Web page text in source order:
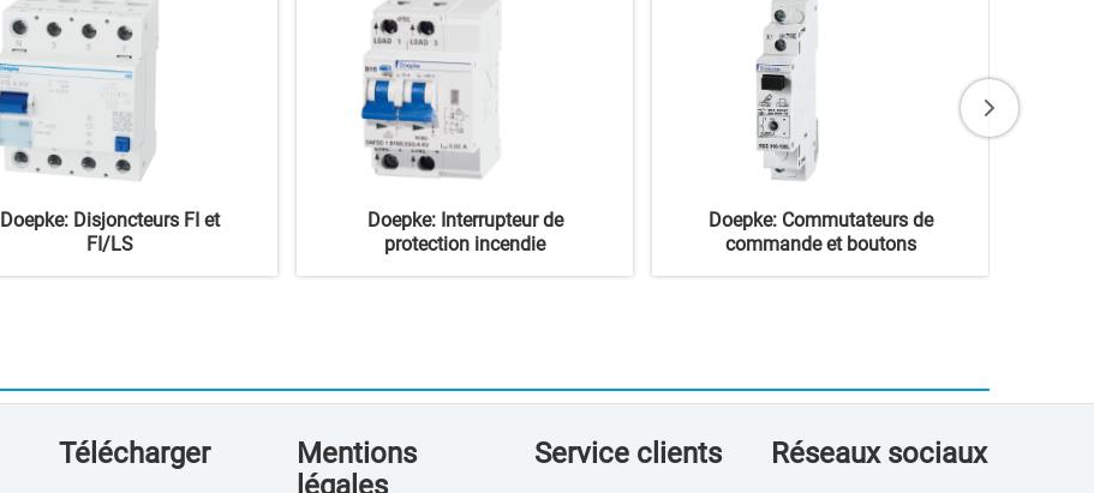
Doepke: Disjoncteurs FI et
FI/LS
Doepke: Interrupteur de
protection incendie
Doepke: Commutateurs de
commande et boutons
Télécharger
Mentions
légales
Service clients Réseaux sociaux